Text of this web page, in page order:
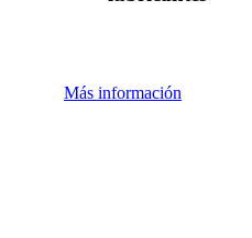
Más información